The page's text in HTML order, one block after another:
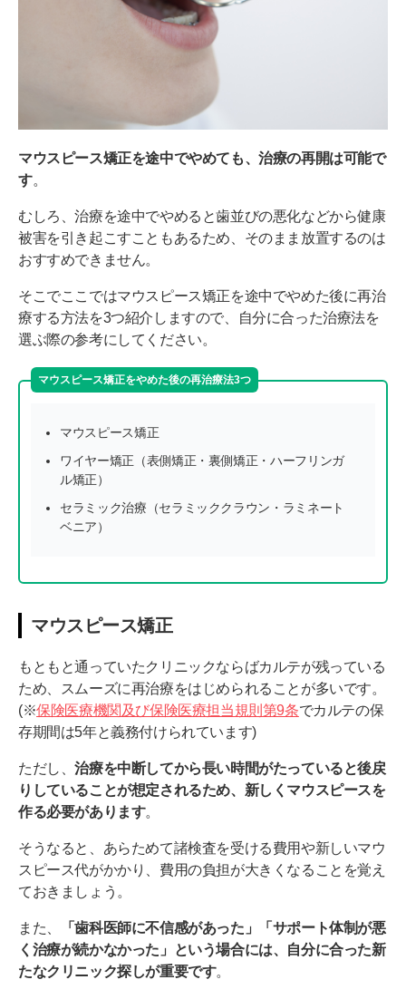
マウスピース矯正を途中でやめても、治療の再開は可能で
す。
むしろ、治療を途中でやめると歯並びの悪化などから健康
被害を引き起こすこともあるため、そのまま放置するのは
おすすめできません。
そこでここではマウスピース矯正を途中でやめた後に再治
療する方法を3つ紹介しますので、自分に合った治療法を
選ぶ際の参考にしてください。
マウスピース矯正をやめた後の再治療法3つ
マウスピース矯正
ワイヤー矯正（表側矯正・裏側矯正・ハーフリンガ
ル矯正）
セラミック治療（セラミッククラウン・ラミネート
ベニア）
マウスピース矯正
もともと通っていたクリニックならばカルテが残っている
ため、スムーズに再治療をはじめられることが多いです。
(※保険医療機関及び保険医療担当規則第9条でカルテの保
存期間は5年と義務付けられています)
ただし、治療を中断してから長い時間がたっていると後戻
りしていることが想定されるため、新しくマウスピースを
作る必要があります。
そうなると、あらためて諸検査を受ける費用や新しいマウ
スピース代がかかり、費用の負担が大きくなることを覚え
ておきましょう。
また、
「歯科医師に不信感があった」「サポート体制が悪
く治療が続かなかった」という場合には、自分に合った新
たなクリニック探しが重要です。